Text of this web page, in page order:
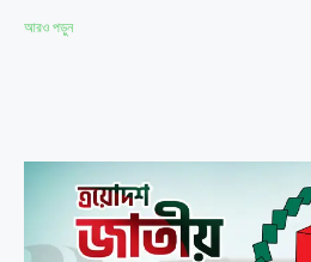
আরও পড়ুন